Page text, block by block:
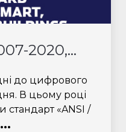
2020,...
до цифрового
В цьому році
стандарт «ANSI /
...